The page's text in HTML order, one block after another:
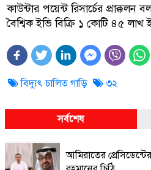
কাউন্টার পয়েন্ট রিসার্চের
বৈশ্বিক ইভি বিক্রি ১ কোটি ৪৫ লাখ
বিদ্যুৎ চালিত গাড়ি ৩২
সর্বশেষ
আমিরাতের